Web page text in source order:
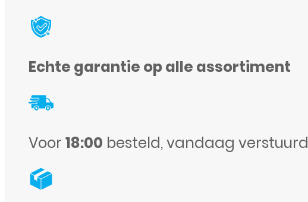
Case
Max
Titanium
Natural
aantal
Echte garantie op alle assortiment
Voor 18:00 besteld, vandaag verstuurd